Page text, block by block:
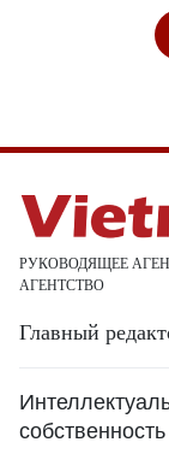
РУКОВОДЯЩЕЕ
АГЕНТСТВО
Главный
собственность